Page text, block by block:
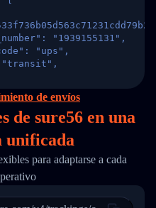
"1939155131",
"ups",
2,
"",
[
"2017-03-08 04: 22: 00",
"Departed
de envíos
de sure56 en una
unificada
para adaptarse a cada